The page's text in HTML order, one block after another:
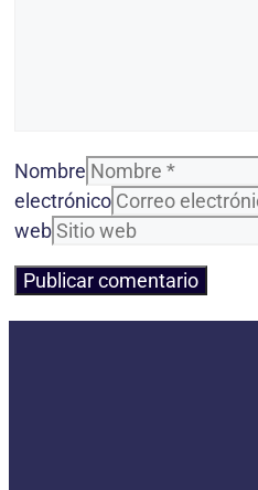
Nombre
electrónico
web